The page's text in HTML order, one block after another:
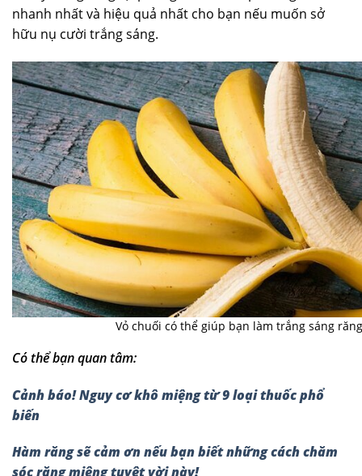
nhanh nhất và hiệu quả nhất cho bạn nếu muốn sở
hữu nụ cười trắng sáng.
Vỏ chuối có thể giúp bạn làm trắng sáng răng
Có thể bạn quan tâm:
Cảnh báo! Nguy cơ khô miệng từ 9 loại thuốc phổ
biến
Hàm răng sẽ cảm ơn nếu bạn biết những cách chăm
sóc răng miệng tuyệt vời này!